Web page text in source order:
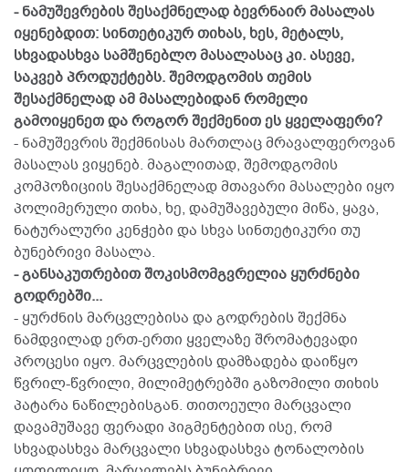
- ნამუშევრების შესაქმნელად ბევრნაირ მასალას
იყენებდით: სინთეტიკურ თიხას, ხეს, მეტალს,
სხვადასხვა სამშენებლო მასალასაც კი. ასევე,
საკვებ პროდუქტებს. შემოდგომის თემის
შესაქმნელად ამ მასალებიდან რომელი
გამოიყენეთ და როგორ შექმენით ეს ყველაფერი?
- ნამუშევრის შექმნისას მართლაც მრავალფეროვან
მასალას ვიყენებ. მაგალითად, შემოდგომის
კომპოზიციის შესაქმნელად მთავარი მასალები იყო
პოლიმერული თიხა, ხე, დამუშავებული მიწა, ყავა,
ნატურალური კენჭები და სხვა სინთეტიკური თუ
ბუნებრივი მასალა.
- განსაკუთრებით შოკისმომგვრელია ყურძნები
გოდრებში...
- ყურძნის მარცვლებისა და გოდრების შექმნა
ნამდვილად ერთ-ერთი ყველაზე შრომატევადი
პროცესი იყო. მარცვლების დამზადება დაიწყო
წვრილ-წვრილი, მილიმეტრებში გაზომილი თიხის
პატარა ნაწილებისგან. თითოეული მარცვალი
დავამუშავე ფერადი პიგმენტებით ისე, რომ
სხვადასხვა მარცვალი სხვადასხვა ტონალობის